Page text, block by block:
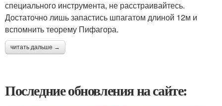
специального инструмента, не расстраивайтесь.
Достаточно лишь запастись шпагатом длиной 12м и
вспомнить теорему Пифагора.
читать дальше →
Последние обновления на сайте: